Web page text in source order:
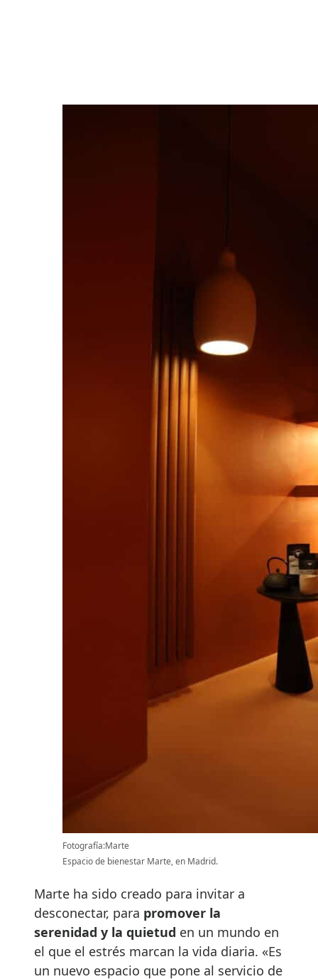
Fotografía:Marte
Espacio de bienestar Marte, en Madrid.
Marte ha sido creado para invitar a
desconectar, para promover la
serenidad y la quietud en un mundo en
el que el estrés marcan la vida diaria. «Es
un nuevo espacio que pone al servicio de